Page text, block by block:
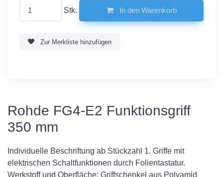
Stk. In den Warenkorb
Zur Merkliste hinzufügen
Rohde FG4-E2 Funktionsgriff
350 mm
Individuelle Beschriftung ab Stückzahl 1. Griffe mit
elektrischen Schaltfunktionen durch Folientastatur.
Werkstoff und Oberfläche: Griffschenkel aus Polyamid